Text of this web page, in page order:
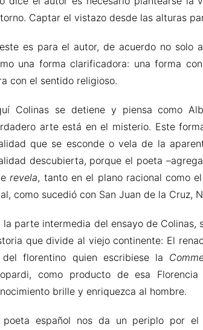
Captar el vistazo desde las alturas
es para el autor, de acuerdo no solo
una forma clarificadora: una forma
con el sentido religioso.
Colinas se detiene y piensa como
arte está en el misterio. Este
que se esconde o vela de la
descubierta, porque el poeta
revela, tanto en el plano racional como
como sucedió con San Juan de la Cruz,
la parte intermedia del ensayo de
que divide al viejo continente: El
florentino quien escribiese la
como producto de esa
brille y enriquezca al hombre.
poeta español nos da un periplo por el